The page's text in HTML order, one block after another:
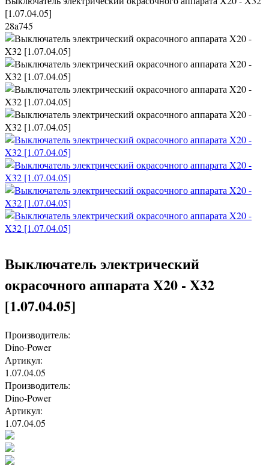
[1.07.04.05]
28a745
Выключатель электрический
окрасочного аппарата X20 - X32
[1.07.04.05]
Производитель:
Dino-Power
Артикул:
1.07.04.05
Производитель:
Dino-Power
Артикул:
1.07.04.05